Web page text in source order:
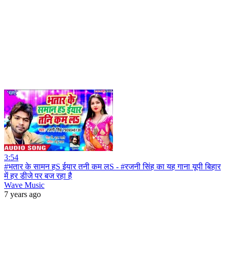
3:54
#भतार के सामन हS ईयार तनी कम लS - #रजनी सिंह का यह गाना यूपी बिहार
में हर डीजे पर बज रहा है
Wave Music
7 years ago